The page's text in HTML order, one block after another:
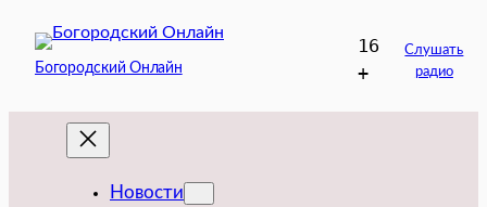
содержимому
Богородский Онлайн
16
+
Слушать
радио
Новости